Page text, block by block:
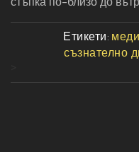
Етикети:
съзнателно